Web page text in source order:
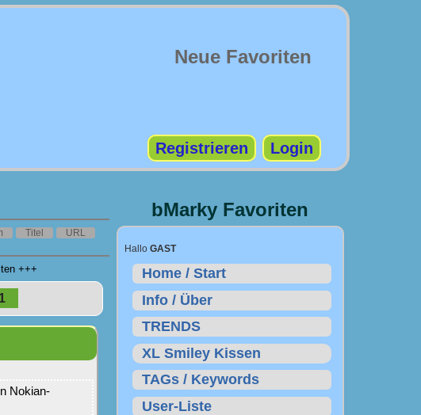
Neue Favoriten
Login
Registrieren
Titel URL
+++
Nokian-
bMarky Favoriten
Hallo GAST
Home / Start
Info / Über
TRENDS
XL Smiley Kissen
TAGs / Keywords
User-Liste